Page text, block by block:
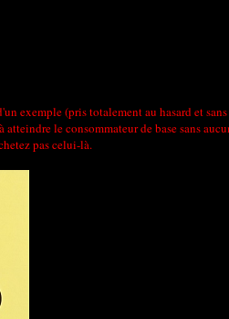
exemple (pris totalement au hasard et
le consommateur de base sans
pas celui-là.